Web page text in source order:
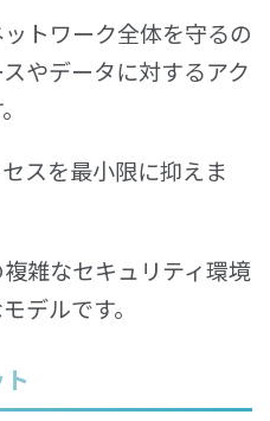
トワーク全体を守るの
やデータに対するアク
スを最小限に抑えま
雑なセキュリティ環境
デルです。